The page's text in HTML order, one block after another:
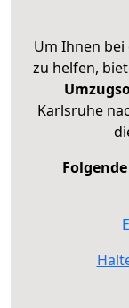
Um Ihnen
zu helfen,
Karlsruhe